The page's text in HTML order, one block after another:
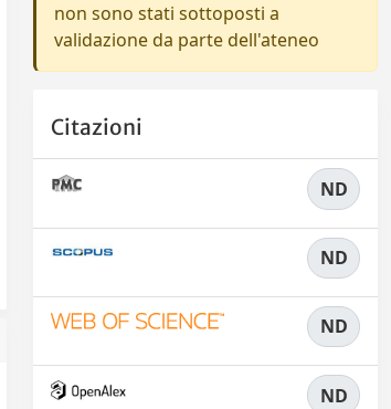
non sono stati sottoposti a
validazione da parte dell'ateneo
Citazioni
ND
ND
ND
ND